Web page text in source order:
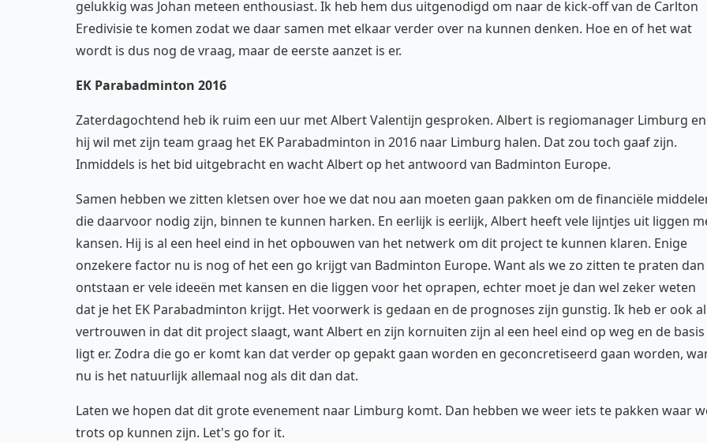
gelukkig was Johan meteen enthousiast. Ik heb hem dus uitgenodigd om naar de kick-off van de Carlton
Eredivisie te komen zodat we daar samen met elkaar verder over na kunnen denken. Hoe en of het wat
wordt is dus nog de vraag, maar de eerste aanzet is er.
EK Parabadminton 2016
Zaterdagochtend heb ik ruim een uur met Albert Valentijn gesproken. Albert is regiomanager Limburg en
hij wil met zijn team graag het EK Parabadminton in 2016 naar Limburg halen. Dat zou toch gaaf zijn.
Inmiddels is het bid uitgebracht en wacht Albert op het antwoord van Badminton Europe.
Samen hebben we zitten kletsen over hoe we dat nou aan moeten gaan pakken om de financiële
die daarvoor nodig zijn, binnen te kunnen harken. En eerlijk is eerlijk, Albert heeft vele lijntjes uit liggen
kansen. Hij is al een heel eind in het opbouwen van het netwerk om dit project te kunnen klaren. Enige
onzekere factor nu is nog of het een go krijgt van Badminton Europe. Want als we zo zitten te praten dan
ontstaan er vele ideeën met kansen en die liggen voor het oprapen, echter moet je dan wel zeker weten
dat je het EK Parabadminton krijgt. Het voorwerk is gedaan en de prognoses zijn gunstig. Ik heb er ook
vertrouwen in dat dit project slaagt, want Albert en zijn kornuiten zijn al een heel eind op weg en de basis
ligt er. Zodra die go er komt kan dat verder op gepakt gaan worden en geconcretiseerd gaan worden,
nu is het natuurlijk allemaal nog als dit dan dat.
Laten we hopen dat dit grote evenement naar Limburg komt. Dan hebben we weer iets te pakken waar
trots op kunnen zijn. Let's go for it.